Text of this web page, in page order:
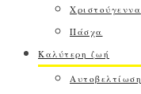
Χριστούγεννα
Πάσχα
Καλύτερη ζωή
Αυτοβελτίωση